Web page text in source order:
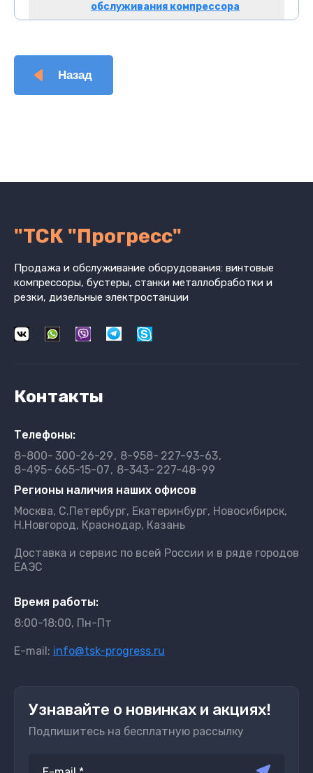
обслуживания компрессора
Назад
"ТСК "Прогресс"
Продажа и обслуживание оборудования: винтовые
компрессоры, бустеры, станки металлобработки и
резки, дизельные электростанции
Контакты
Телефоны:
8-800- 300-26-29 8-958- 227-93-63
8-495- 665-15-07 8-343- 227-48-99
Регионы наличия наших офисов
Москва, С.Петербург, Екатеринбург, Новосибирск,
Н.Новгород, Краснодар, Казань
Доставка и сервис по всей России и в ряде городов
ЕАЭС
Время работы:
8:00-18:00, Пн-Пт
E-mail: info@tsk-progress.ru
Узнавайте о новинках и акциях!
Подпишитесь на бесплатную рассылку